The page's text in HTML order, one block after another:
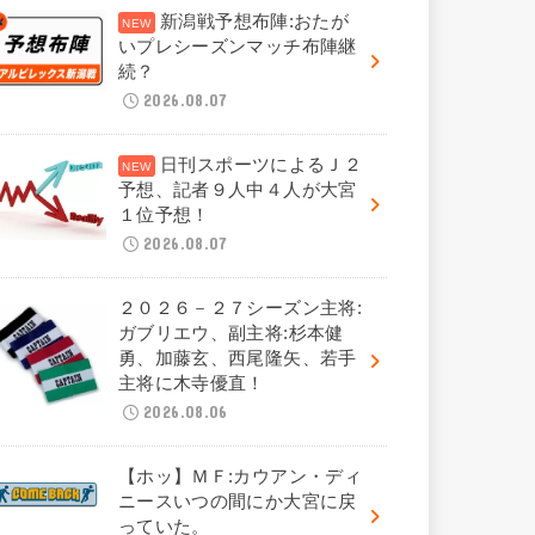
新潟戦予想布陣:おたが
いプレシーズンマッチ布陣継
続？
2026.08.07
日刊スポーツによるＪ２
予想、記者９人中４人が大宮
１位予想！
2026.08.07
２０２６－２７シーズン主将:
ガブリエウ、副主将:杉本健
勇、加藤玄、西尾隆矢、若手
主将に木寺優直！
2026.08.06
【ホッ】ＭＦ:カウアン・ディ
ニースいつの間にか大宮に戻
っていた。